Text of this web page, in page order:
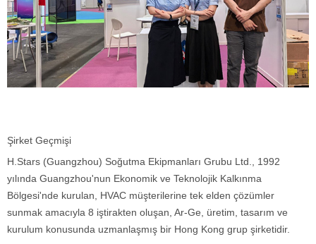
Şirket Geçmişi
H.Stars (Guangzhou) Soğutma Ekipmanları Grubu Ltd., 1992
yılında Guangzhou'nun Ekonomik ve Teknolojik Kalkınma
Bölgesi'nde kurulan, HVAC müşterilerine tek elden çözümler
sunmak amacıyla 8 iştirakten oluşan, Ar-Ge, üretim, tasarım ve
kurulum konusunda uzmanlaşmış bir Hong Kong grup şirketidir.